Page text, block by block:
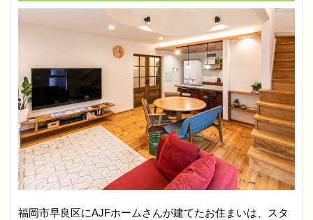
福岡市早良区にAJFホームさんが建てたお住まいは、スタ